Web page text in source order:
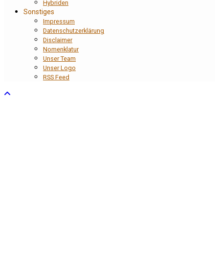
Hybriden
Sonstiges
Impressum
Datenschutzerklärung
Disclaimer
Nomenklatur
Unser Team
Unser Logo
RSS Feed